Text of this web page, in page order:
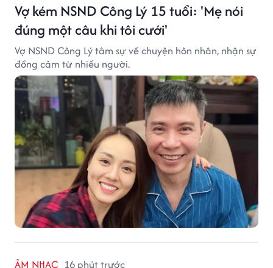
Vợ kém NSND Công Lý 15 tuổi: 'Mẹ nói
đúng một câu khi tôi cưới'
Vợ NSND Công Lý tâm sự về chuyện hôn nhân, nhận sự
đồng cảm từ nhiều người.
ÂM NHẠC 16 phút trước